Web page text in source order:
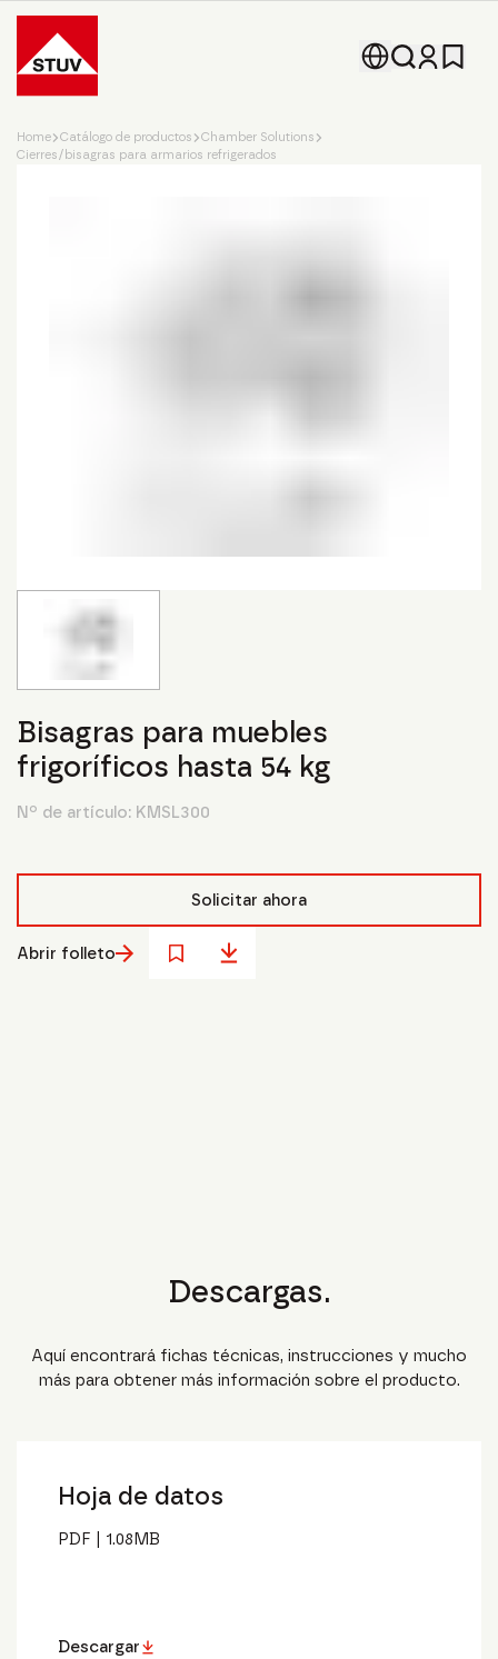
Go To the Homepage
Home Catálogo de productos
Chamber Solutions
Cierres/bisagras para armarios refrigerados
Bisagras para muebles
frigoríficos hasta 54 kg
Nº de artículo: KMSL300
Solicitar ahora
Abrir folleto
Descargas.
Aquí encontrará fichas técnicas, instrucciones y mucho
más para obtener más información sobre el producto.
Hoja de datos
PDF 1.08 MB
Descargar